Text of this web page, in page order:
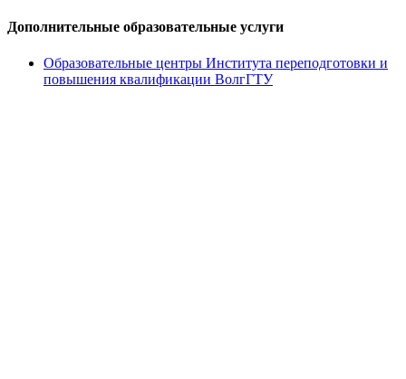
Дополнительные образовательные услуги
Образовательные центры Института переподготовки и
повышения квалификации ВолгГТУ